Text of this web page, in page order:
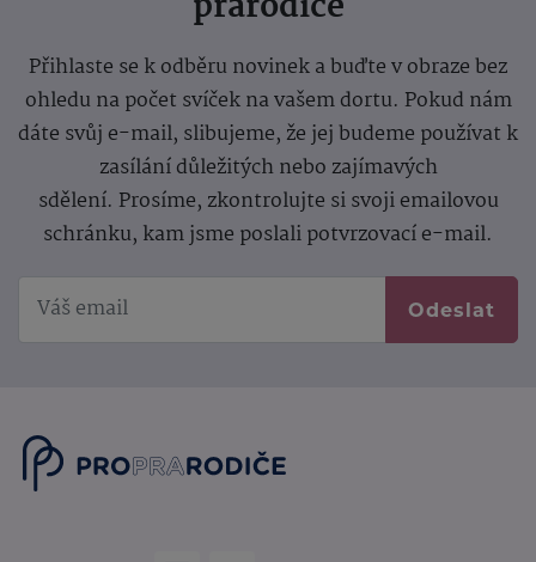
Přihlaste se k odběru novinek a buďte v obraze bez
ohledu na počet svíček na vašem dortu. Pokud nám
dáte svůj e-mail, slibujeme, že jej budeme používat k
zasílání důležitých nebo zajímavých
sdělení. Prosíme, zkontrolujte si svoji emailovou
schránku, kam jsme poslali potvrzovací e-mail.
Odeslat